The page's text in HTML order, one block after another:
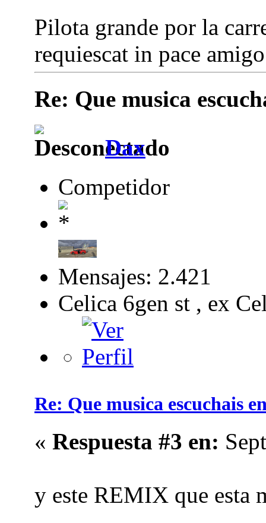
Pilota grande por la
requiescat in pace
Re: Que musica
Dax
Competidor
Mensajes: 2.421
Celica 6gen st , ex
Re: Que musica escuchais
« Respuesta #3 en:
y este REMIX que esta